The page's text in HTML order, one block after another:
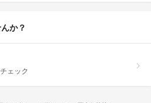
か？
ェック